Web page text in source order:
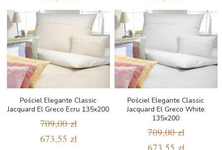
Pościel Elegante Classic
Jacquard El Greco Ecru 135x200
709,00 zł
673,55 zł
Pościel Elegante Classic
Jacquard El Greco White
135x200
709,00 zł
673,55 zł